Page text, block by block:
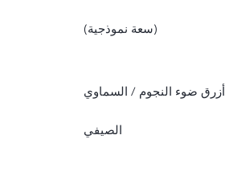
(سعة نموذجية)
أزرق ضوء النجوم / السماوي
الصيفي